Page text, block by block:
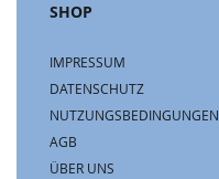
SHOP
IMPRESSUM
DATENSCHUTZ
NUTZUNGSBEDINGUNGEN
AGB
ÜBER UNS